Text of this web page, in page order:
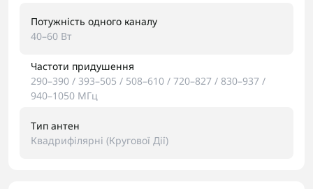
Потужність одного каналу
40–60 Вт
Частоти придушення
290–390 / 393–505 / 508–610 / 720–827 / 830–937 /
940–1050 МГц
Тип антен
Квадрифілярні (Кругової Дії)